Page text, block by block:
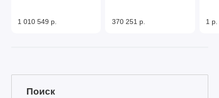
1 010 549 р. 370 251 р. 1 р.
Поиск